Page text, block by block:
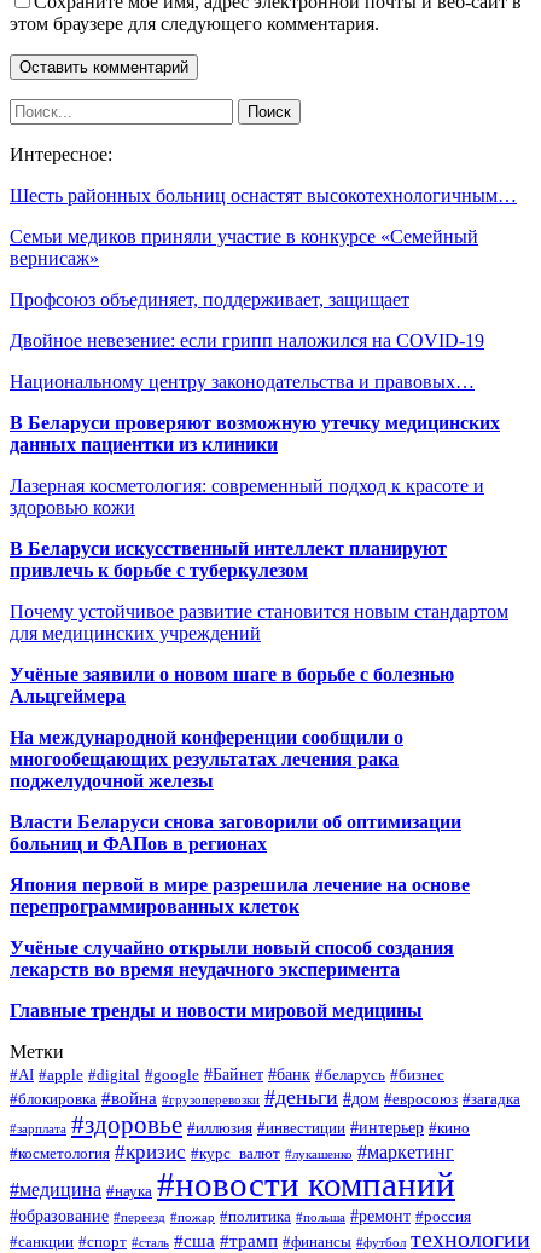
этом браузере для следующего комментария.
Интересное:
Шесть районных больниц оснастят высокотехнологичным…
Семьи медиков приняли участие в конкурсе «Семейный
вернисаж»
Профсоюз объединяет, поддерживает, защищает
Двойное невезение: если грипп наложился на COVID-19
Национальному центру законодательства и правовых…
В Беларуси проверяют возможную утечку медицинских
данных пациентки из клиники
Лазерная косметология: современный подход к красоте и
здоровью кожи
В Беларуси искусственный интеллект планируют
привлечь к борьбе с туберкулезом
Почему устойчивое развитие становится новым стандартом
для медицинских учреждений
Учёные заявили о новом шаге в борьбе с болезнью
Альцгеймера
На международной конференции сообщили о
многообещающих результатах лечения рака
поджелудочной железы
Власти Беларуси снова заговорили об оптимизации
больниц и ФАПов в регионах
Япония первой в мире разрешила лечение на основе
перепрограммированных клеток
Учёные случайно открыли новый способ создания
лекарств во время неудачного эксперимента
Главные тренды и новости мировой медицины
Метки
#AI #apple #digital #google #Байнет #банк #беларусь #бизнес
#блокировка #война #грузоперевозки #деньги #дом #евросоюз #загадка
#зарплата #здоровье #иллюзия #инвестиции #интерьер #кино
#косметология #кризис #курс_валют #лукашенко #маркетинг
#медицина #наука #новости компаний
#образование #переезд #пожар #политика #польша #ремонт #россия
#санкции #спорт #сталь #сша #трамп #финансы #футбол технологии